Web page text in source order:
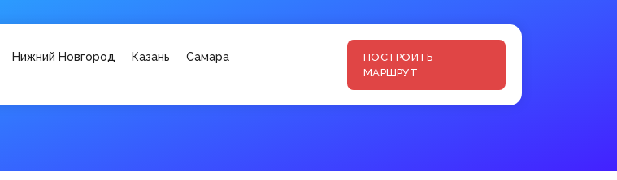
Нижний Новгород Казань Самара
ПОСТРОИТЬ
МАРШРУТ